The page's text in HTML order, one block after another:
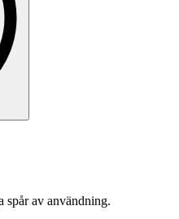
spår av användning.